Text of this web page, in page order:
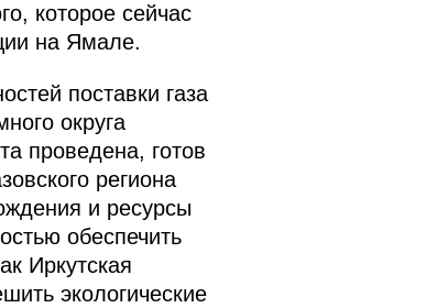
которое сейчас
на Ямале.
поставки газа
округа
проведена, готов
региона
и ресурсы
обеспечить
Иркутская
экологические